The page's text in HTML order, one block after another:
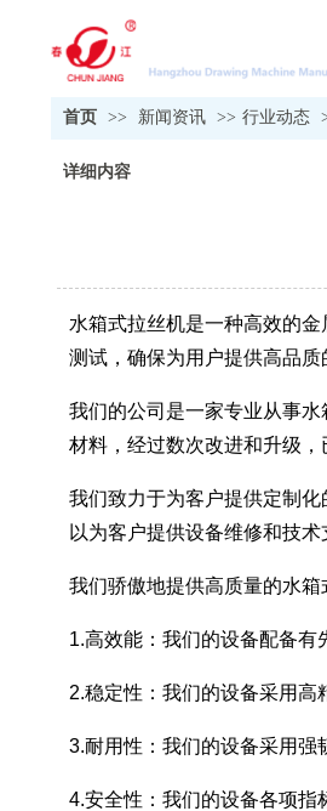
首页 >> 新闻资讯 >> 行业动态
详细内容
水箱式拉丝机是一种高效的
测试，确保为用户提供高品质
我们的公司是一家专业从事
材料，经过数次改进和升级
我们致力于为客户提供定制
以为客户提供设备维修和技
我们骄傲地提供高质量的水箱
1.高效能：我们的设备配备有
2.稳定性：我们的设备采用高
3.耐用性：我们的设备采用强
4.安全性：我们的设备各项指